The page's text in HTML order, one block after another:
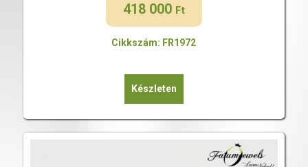
418 000 Ft
Cikkszám: FR1972
Készleten